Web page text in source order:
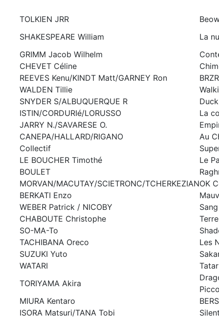
TOLKIEN JRR
SHAKESPEARE William
La
GRIMM Jacob Wilhelm
CHEVET Céline
REEVES Kenu/KINDT Matt/GARNEY Ron
WALDEN Tillie
SNYDER S/ALBUQUERQUE R
ISTIN/CORDURIé/LORUSSO
La
JARRY N./SAVARESE O.
CANEPA/HALLARD/RIGANO
Au
Collectif
LE BOUCHER Timothé
Le
BOULET
MORVAN/MACUTAY/SCIETRONC/TCHERKEZIANOK
BERKATI Enzo
WEBER Patrick / NICOBY
CHABOUTE Christophe
SO-MA-To
TACHIBANA Oreco
Les
SUZUKI Yuto
WATARI
TORIYAMA Akira
MIURA Kentaro
ISORA Matsuri/TANA Tobi